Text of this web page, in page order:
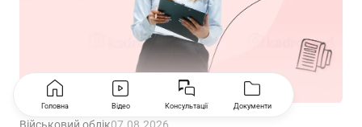
Військовий облік07.08.2026
Головна Відео Консультації Документи